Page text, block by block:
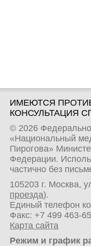
ИМЕЮТСЯ
КОНСУЛЬТАЦИЯ
© 2026
«Национальный
Пирогова»
Федерации.
частично без
105203 г. Москва,
проезда).
Единый телефон
Факс: +7 499 463-
Карта сайта
Режим и график